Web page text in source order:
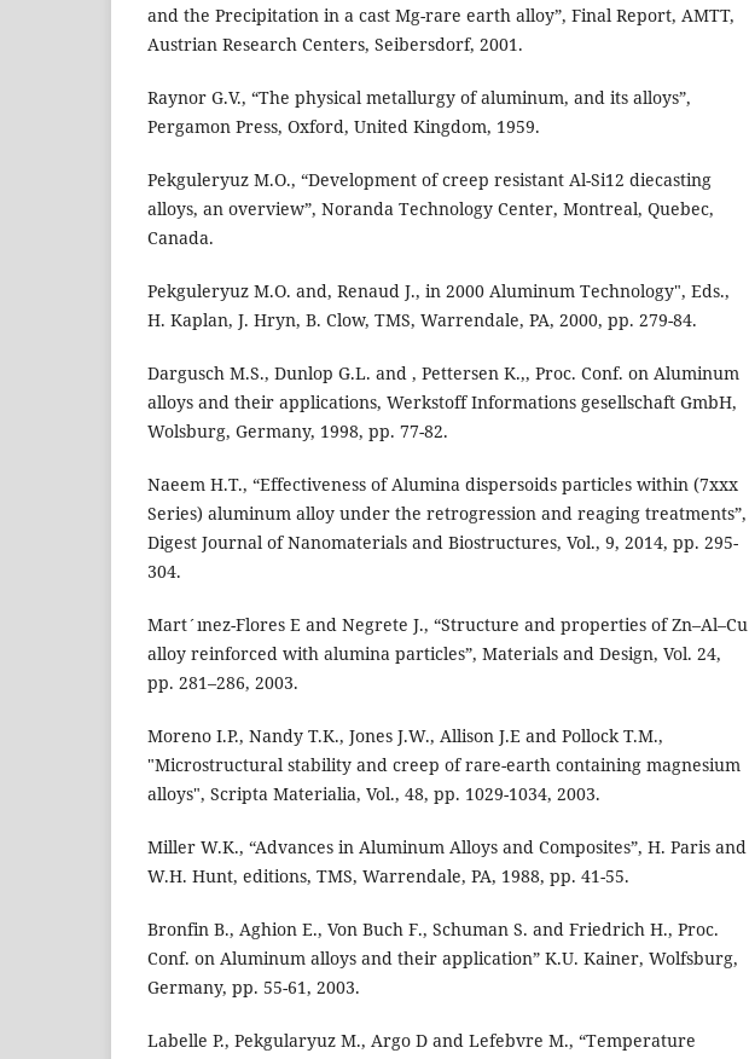
and the Precipitation in a cast Mg-rare earth alloy”, Final Report, AMTT,
Austrian Research Centers, Seibersdorf, 2001.
Raynor G.V., “The physical metallurgy of aluminum, and its alloys”,
Pergamon Press, Oxford, United Kingdom, 1959.
Pekguleryuz M.O., “Development of creep resistant Al-Si12 diecasting
alloys, an overview”, Noranda Technology Center, Montreal, Quebec,
Canada.
Pekguleryuz M.O. and, Renaud J., in 2000 Aluminum Technology", Eds.,
H. Kaplan, J. Hryn, B. Clow, TMS, Warrendale, PA, 2000, pp. 279-84.
Dargusch M.S., Dunlop G.L. and , Pettersen K.,, Proc. Conf. on Aluminum
alloys and their applications, Werkstoff Informations gesellschaft GmbH,
Wolsburg, Germany, 1998, pp. 77-82.
Naeem H.T., “Effectiveness of Alumina dispersoids particles within (7xxx
Series) aluminum alloy under the retrogression and reaging treatments”,
Digest Journal of Nanomaterials and Biostructures, Vol., 9, 2014, pp. 295-
304.
Mart´ınez-Flores E and Negrete J., “Structure and properties of Zn–Al–Cu
alloy reinforced with alumina particles”, Materials and Design, Vol. 24,
pp. 281–286, 2003.
Moreno I.P., Nandy T.K., Jones J.W., Allison J.E and Pollock T.M.,
"Microstructural stability and creep of rare-earth containing magnesium
alloys", Scripta Materialia, Vol., 48, pp. 1029-1034, 2003.
Miller W.K., “Advances in Aluminum Alloys and Composites”, H. Paris and
W.H. Hunt, editions, TMS, Warrendale, PA, 1988, pp. 41-55.
Bronfin B., Aghion E., Von Buch F., Schuman S. and Friedrich H., Proc.
Conf. on Aluminum alloys and their application” K.U. Kainer, Wolfsburg,
Germany, pp. 55-61, 2003.
Labelle P., Pekgularyuz M., Argo D and Lefebvre M., “Temperature